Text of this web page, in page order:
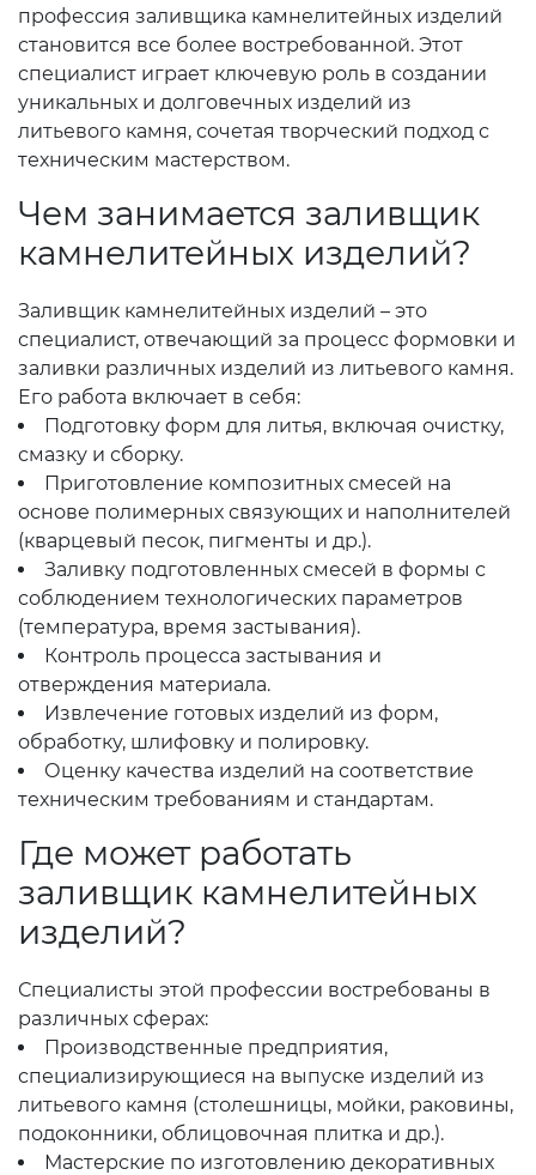
профессия заливщика камнелитейных изделий
становится все более востребованной. Этот
специалист играет ключевую роль в создании
уникальных и долговечных изделий из
литьевого камня, сочетая творческий подход с
техническим мастерством.
Чем занимается заливщик
камнелитейных изделий?
Заливщик камнелитейных изделий – это
специалист, отвечающий за процесс формовки и
заливки различных изделий из литьевого камня.
Его работа включает в себя:
Подготовку форм для литья, включая очистку,
смазку и сборку.
Приготовление композитных смесей на
основе полимерных связующих и наполнителей
(кварцевый песок, пигменты и др.).
Заливку подготовленных смесей в формы с
соблюдением технологических параметров
(температура, время застывания).
Контроль процесса застывания и
отверждения материала.
Извлечение готовых изделий из форм,
обработку, шлифовку и полировку.
Оценку качества изделий на соответствие
техническим требованиям и стандартам.
Где может работать
заливщик камнелитейных
изделий?
Специалисты этой профессии востребованы в
различных сферах:
Производственные предприятия,
специализирующиеся на выпуске изделий из
литьевого камня (столешницы, мойки, раковины,
подоконники, облицовочная плитка и др.).
Мастерские по изготовлению декоративных